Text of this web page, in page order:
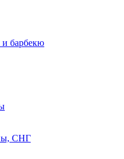
и барбекю
СНГ